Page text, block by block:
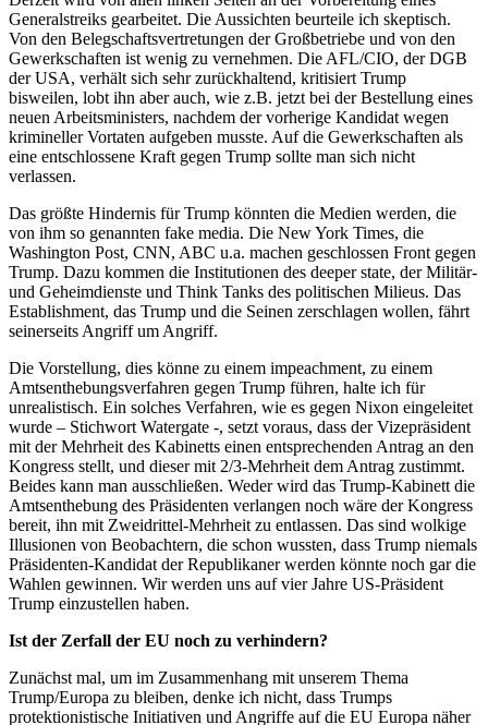
Generalstreiks gearbeitet. Die Aussichten beurteile ich skeptisch.
Von den Belegschaftsvertretungen der Großbetriebe und von den
Gewerkschaften ist wenig zu vernehmen. Die AFL/CIO, der DGB
der USA, verhält sich sehr zurückhaltend, kritisiert Trump
bisweilen, lobt ihn aber auch, wie z.B. jetzt bei der Bestellung eines
neuen Arbeitsministers, nachdem der vorherige Kandidat wegen
krimineller Vortaten aufgeben musste. Auf die Gewerkschaften als
eine entschlossene Kraft gegen Trump sollte man sich nicht
verlassen.
Das größte Hindernis für Trump könnten die Medien werden, die
von ihm so genannten fake media. Die New York Times, die
Washington Post, CNN, ABC u.a. machen geschlossen Front gegen
Trump. Dazu kommen die Institutionen des deeper state, der Militär-
und Geheimdienste und Think Tanks des politischen Milieus. Das
Establishment, das Trump und die Seinen zerschlagen wollen, fährt
seinerseits Angriff um Angriff.
Die Vorstellung, dies könne zu einem impeachment, zu einem
Amtsenthebungsverfahren gegen Trump führen, halte ich für
unrealistisch. Ein solches Verfahren, wie es gegen Nixon eingeleitet
wurde – Stichwort Watergate -, setzt voraus, dass der Vizepräsident
mit der Mehrheit des Kabinetts einen entsprechenden Antrag an den
Kongress stellt, und dieser mit 2/3-Mehrheit dem Antrag zustimmt.
Beides kann man ausschließen. Weder wird das Trump-Kabinett die
Amtsenthebung des Präsidenten verlangen noch wäre der Kongress
bereit, ihn mit Zweidrittel-Mehrheit zu entlassen. Das sind wolkige
Illusionen von Beobachtern, die schon wussten, dass Trump niemals
Präsidenten-Kandidat der Republikaner werden könnte noch gar die
Wahlen gewinnen. Wir werden uns auf vier Jahre US-Präsident
Trump einzustellen haben.
Ist der Zerfall der EU noch zu verhindern?
Zunächst mal, um im Zusammenhang mit unserem Thema
Trump/Europa zu bleiben, denke ich nicht, dass Trumps
protektionistische Initiativen und Angriffe auf die EU Europa näher